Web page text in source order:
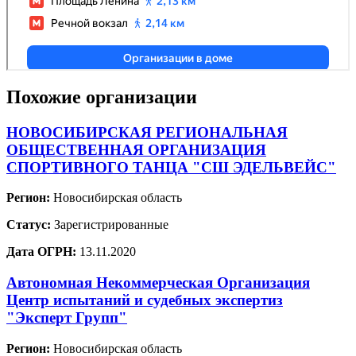
Похожие организации
НОВОСИБИРСКАЯ РЕГИОНАЛЬНАЯ
ОБЩЕСТВЕННАЯ ОРГАНИЗАЦИЯ
СПОРТИВНОГО ТАНЦА "СШ ЭДЕЛЬВЕЙС"
Регион: Новосибирская область
Статус: Зарегистрированные
Дата ОГРН: 13.11.2020
Автономная Некоммерческая Организация
Центр испытаний и судебных экспертиз
"Эксперт Групп"
Регион: Новосибирская область